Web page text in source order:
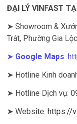
ĐẠI LÝ VINFAST
➤ Showroom &
Trát, Phường Gia
➤ Google Maps:
➤ Hotline Kinh
➤ Hotline Dịch vụ:
➤ Website: https://